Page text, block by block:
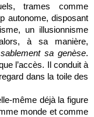
trames comme
autonome, disposant
un illusionnisme
à sa manière,
sa genèse.
l’accès. Il conduit à
dans la toile des
même déjà la figure
monde et comme